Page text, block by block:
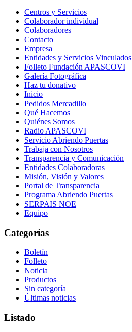
Centros y Servicios
Colaborador individual
Colaboradores
Contacto
Empresa
Entidades y Servicios Vinculados
Folleto Fundación APASCOVI
Galería Fotográfica
Haz tu donativo
Inicio
Pedidos Mercadillo
Qué Hacemos
Quiénes Somos
Radio APASCOVI
Servicio Abriendo Puertas
Trabaja con Nosotros
Transparencia y Comunicación
Entidades Colaboradoras
Misión, Visión y Valores
Portal de Transparencia
Programa Abriendo Puertas
SERPAIS NOE
Equipo
Categorías
Boletín
Folleto
Noticia
Productos
Sin categoría
Últimas noticias
Listado